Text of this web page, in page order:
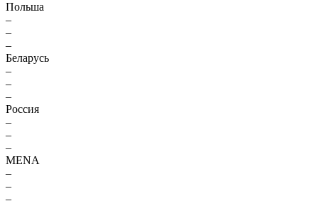
Польша
–
–
–
Беларусь
–
–
–
Россия
–
–
–
MENA
–
–
–